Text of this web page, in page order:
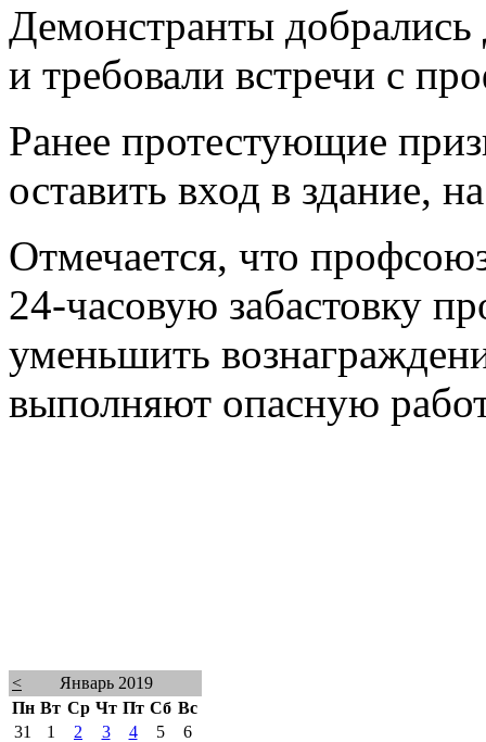
Демонстранты добрались
и требовали встречи с
Ранее протестующие
оставить вход в здание,
Отмечается, что
24-часовую забастовку
уменьшить
выполняют опасную
<
Январь 2019
Пн Вт Ср Чт Пт Сб Вс
31
1 2 3 4 5
6